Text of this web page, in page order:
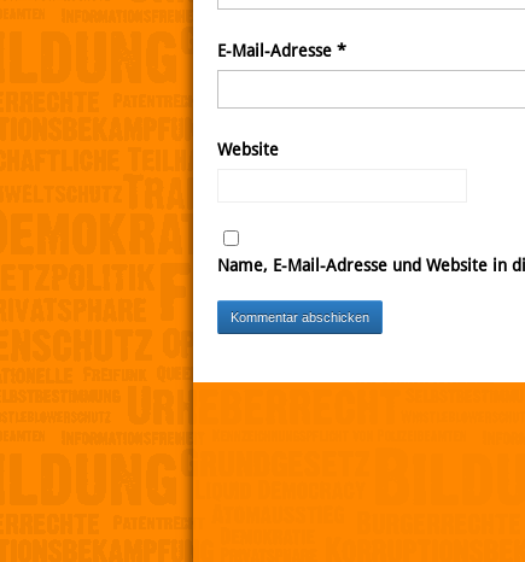
E-Mail-Adresse *
Website
Name, E-Mail-Adresse und Website in